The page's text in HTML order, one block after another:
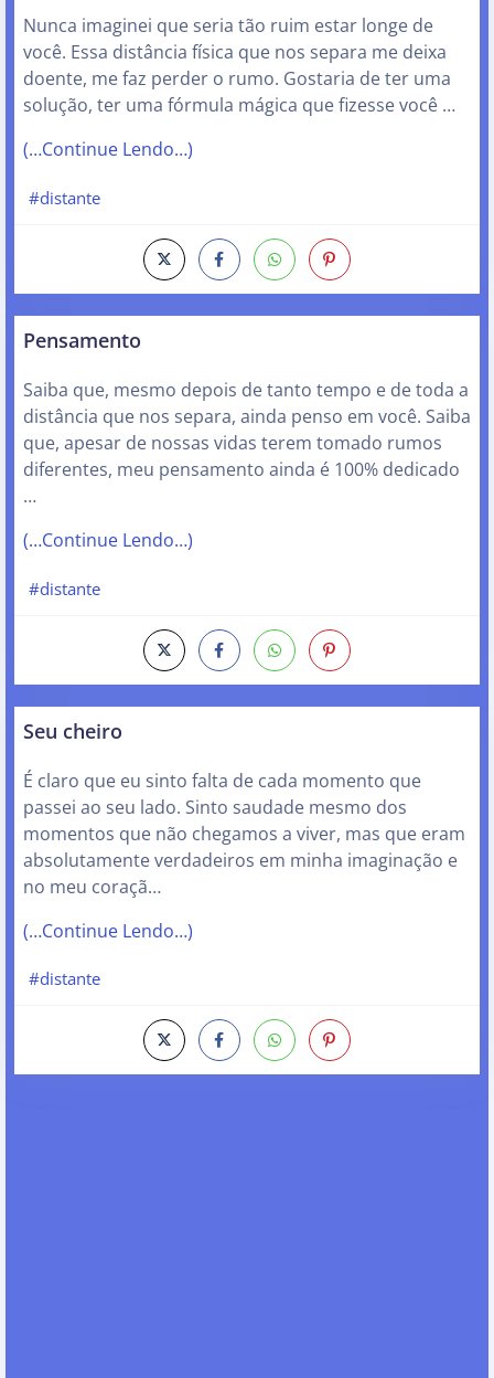
Nunca imaginei que seria tão ruim estar longe de
você. Essa distância física que nos separa me deixa
doente, me faz perder o rumo. Gostaria de ter uma
solução, ter uma fórmula mágica que fizesse você …
(…Continue Lendo…)
#distante
Pensamento
Saiba que, mesmo depois de tanto tempo e de toda a
distância que nos separa, ainda penso em você. Saiba
que, apesar de nossas vidas terem tomado rumos
diferentes, meu pensamento ainda é 100% dedicado
…
(…Continue Lendo…)
#distante
Seu cheiro
É claro que eu sinto falta de cada momento que
passei ao seu lado. Sinto saudade mesmo dos
momentos que não chegamos a viver, mas que eram
absolutamente verdadeiros em minha imaginação e
no meu coraçã…
(…Continue Lendo…)
#distante